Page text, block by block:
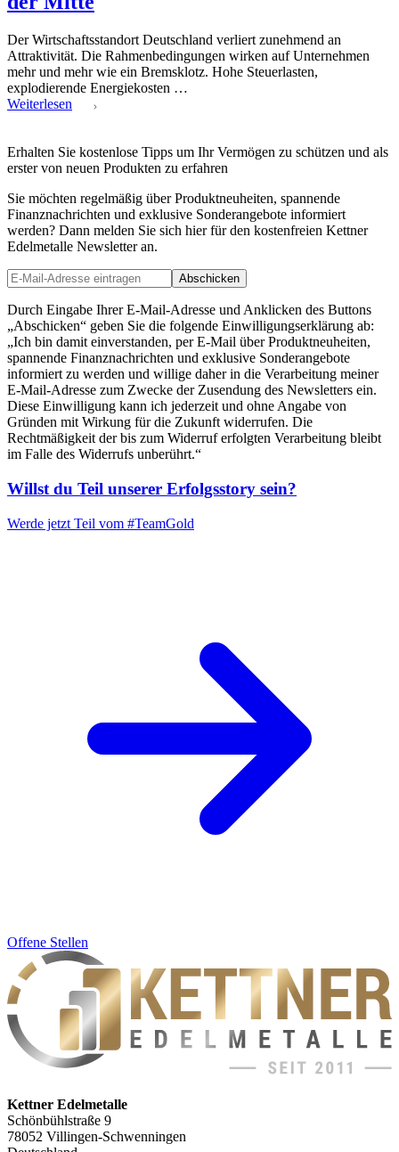
Der Wirtschaftsstandort Deutschland verliert zunehmend an
Attraktivität. Die Rahmenbedingungen wirken auf Unternehmen
mehr und mehr wie ein Bremsklotz. Hohe Steuerlasten,
explodierende Energiekosten …
Weiterlesen
Erhalten Sie kostenlose Tipps um Ihr Vermögen zu schützen und als
erster von neuen Produkten zu erfahren
Sie möchten regelmäßig über Produktneuheiten, spannende
Finanznachrichten und exklusive Sonderangebote informiert
werden? Dann melden Sie sich hier für den kostenfreien Kettner
Edelmetalle Newsletter an.
Abschicken
Durch Eingabe Ihrer E-Mail-Adresse und Anklicken des Buttons
„Abschicken“ geben Sie die folgende Einwilligungserklärung ab:
„Ich bin damit einverstanden, per E-Mail über Produktneuheiten,
spannende Finanznachrichten und exklusive Sonderangebote
informiert zu werden und willige daher in die Verarbeitung meiner
E-Mail-Adresse zum Zwecke der Zusendung des Newsletters ein.
Diese Einwilligung kann ich jederzeit und ohne Angabe von
Gründen mit Wirkung für die Zukunft widerrufen. Die
Rechtmäßigkeit der bis zum Widerruf erfolgten Verarbeitung bleibt
im Falle des Widerrufs unberührt.“
Willst du Teil unserer Erfolgsstory sein?
Werde jetzt Teil vom #TeamGold
Offene Stellen
Kettner Edelmetalle
Schönbühlstraße 9
78052 Villingen-Schwenningen